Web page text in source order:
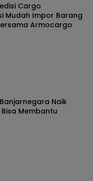
Cargo
Mudah Impor Barang
Armocargo
Naik
Bisa Membantu